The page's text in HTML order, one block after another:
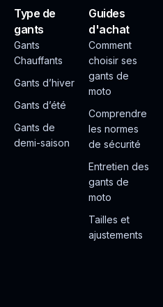
Type de
gants
Gants
Chauffants
Gants d’hiver
Gants d’été
Gants de
demi-saison
Guides
d'achat
Comment
choisir ses
gants de
moto
Comprendre
les normes
de sécurité
Entretien des
gants de
moto
Tailles et
ajustements